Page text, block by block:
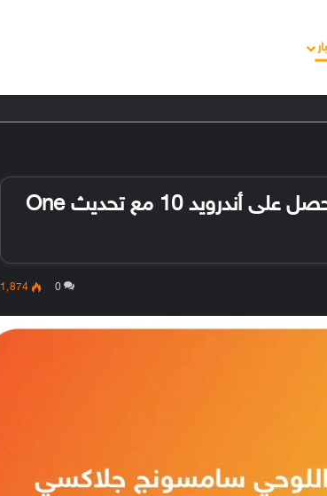
اللوحي سامسونج جلاكسي تاب إس 4 يحصل على أندرويد 10 مع تحديث One
0 1٬874